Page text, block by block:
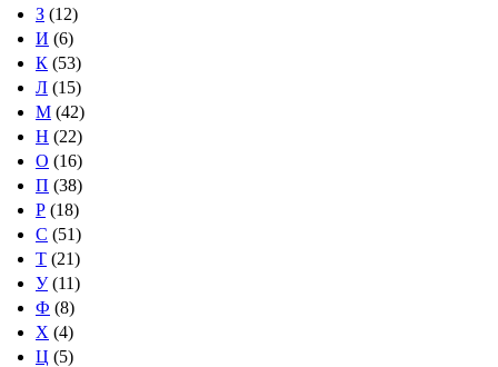
З (12)
И (6)
К (53)
Л (15)
М (42)
Н (22)
О (16)
П (38)
Р (18)
С (51)
Т (21)
У(11)
Ф (8)
Х (4)
Ц (5)